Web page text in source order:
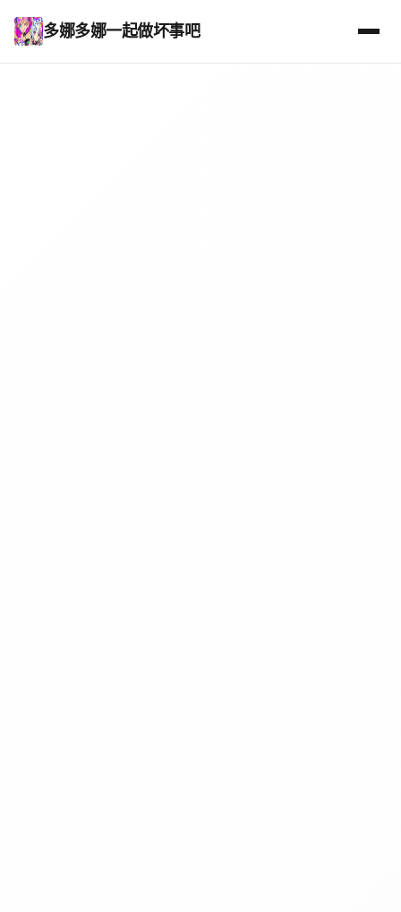
多娜多娜一起做坏事吧